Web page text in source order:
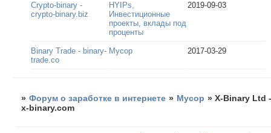
Crypto-binary -
crypto-binary.biz
HYIPs,
Инвестиционные
проекты, вклады под
проценты
2019-09-03
Binary Trade - binary-
trade.co
Мусор 2017-03-29
» Форум о заработке в интернете » Мусор »X-Binary Ltd
x-binary.com